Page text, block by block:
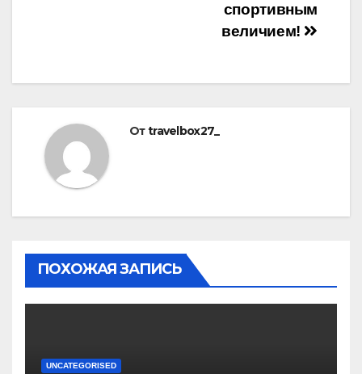
спортивным
величием!
Отtravelbox27_
ПОХОЖАЯ ЗАПИСЬ
UNCATEGORISED